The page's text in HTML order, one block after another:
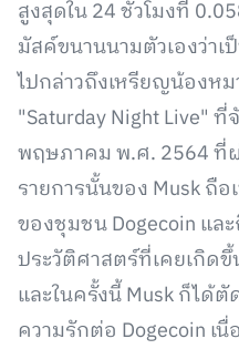
สูงสุดใน 24 ชั่วโมงที่
มัสค์ขนานนามตัวเองว่าเ
ไปกล่าวถึงเหรียญน้องหม
"Saturday Night Live"
พฤษภาคม พ.ศ. 2564 ที่
รายการนั้นของ Musk
ของชุมชน Dogecoin แล
ประวัติศาสตร์ที่เคยเกิด
และในครั้งนี้ Musk ก็ได้
ความรักต่อ Dogecoin เ